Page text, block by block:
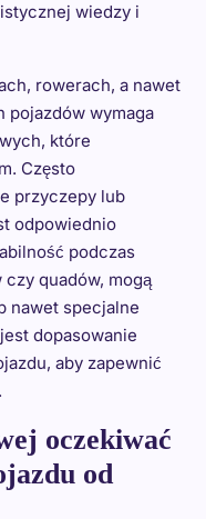
wiedzy i
rowerach, a nawet
pojazdów wymaga
które
Często
przyczepy lub
odpowiednio
podczas
quadów, mogą
nawet specjalne
dopasowanie
aby zapewnić
oczekiwać
od